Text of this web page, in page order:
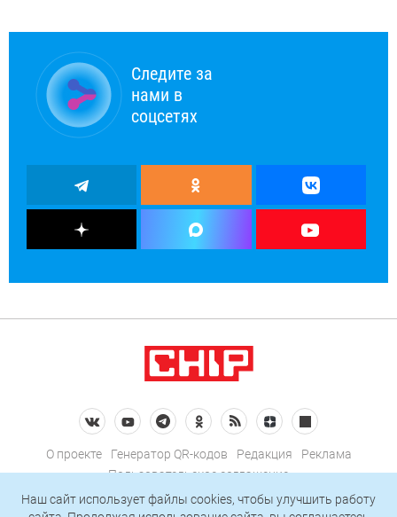
Следите за
нами в
соцсетях
О проекте Генератор QR-кодов Редакция
Реклама
Пользовательское соглашение
Политика конфиденциальности
Наш сайт использует файлы cookies, чтобы улучшить работу